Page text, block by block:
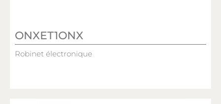
ONXET1ONX
Robinet électronique